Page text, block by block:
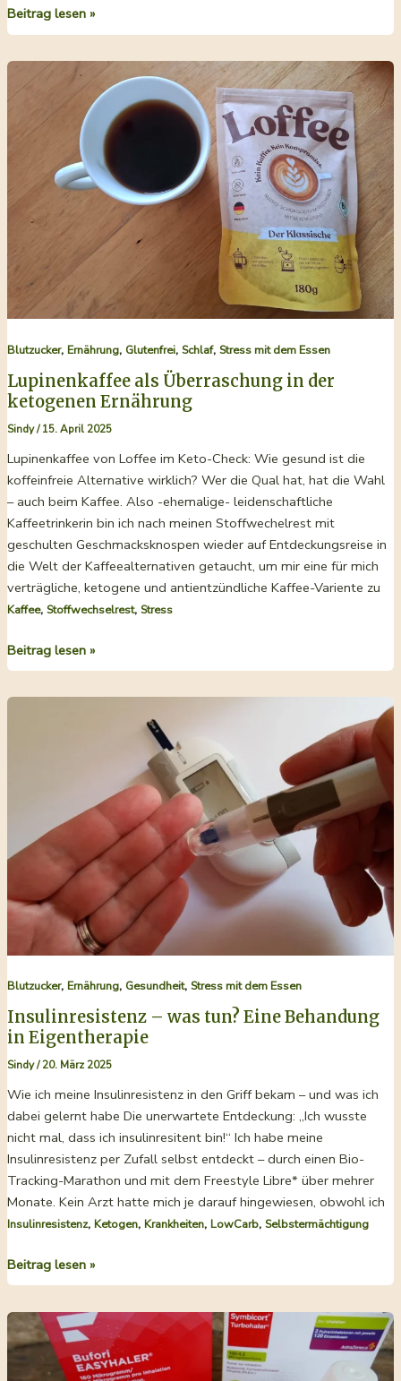
Traumsymbol
Hase:
Träume
Stress
verwandeln
Beitrag lesen »
Blutzucker, Ernährung, Glutenfrei, Schlaf, Stress mit dem Essen
Lupinenkaffee als Überraschung in der
ketogenen Ernährung
Sindy/15. April 2025
Lupinenkaffee von Loffee im Keto-Check: Wie gesund ist die
koffeinfreie Alternative wirklich? Wer die Qual hat, hat die Wahl
– auch beim Kaffee. Also -ehemalige- leidenschaftliche
Kaffeetrinkerin bin ich nach meinen Stoffwechelrest mit
geschulten Geschmacksknospen wieder auf Entdeckungsreise in
die Welt der Kaffeealternativen getaucht, um mir eine für mich
verträgliche, ketogene und antientzündliche Kaffee-Variente zu
Kaffee, Stoffwechselrest, Stress
Lupinenkaffee
als
Beitrag lesen »
Blutzucker, Ernährung, Gesundheit, Stress mit dem Essen
Insulinresistenz – was tun? Eine Behandung
in Eigentherapie
Sindy/20. März 2025
Wie ich meine Insulinresistenz in den Griff bekam – und was ich
dabei gelernt habe Die unerwartete Entdeckung: „Ich wusste
nicht mal, dass ich insulinresitent bin!“ Ich habe meine
Insulinresistenz per Zufall selbst entdeckt – durch einen Bio-
Tracking-Marathon und mit dem Freestyle Libre* über mehrer
Monate. Kein Arzt hatte mich je darauf hingewiesen, obwohl ich
Insulinresistenz, Ketogen, Krankheiten, LowCarb, Selbstermächtigung
Insulinresistenz
–
tun?
Eine
Behandung
Beitrag lesen »